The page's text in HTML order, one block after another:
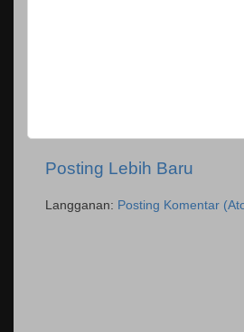
Posting Lebih Baru
Langganan: Posting Komentar